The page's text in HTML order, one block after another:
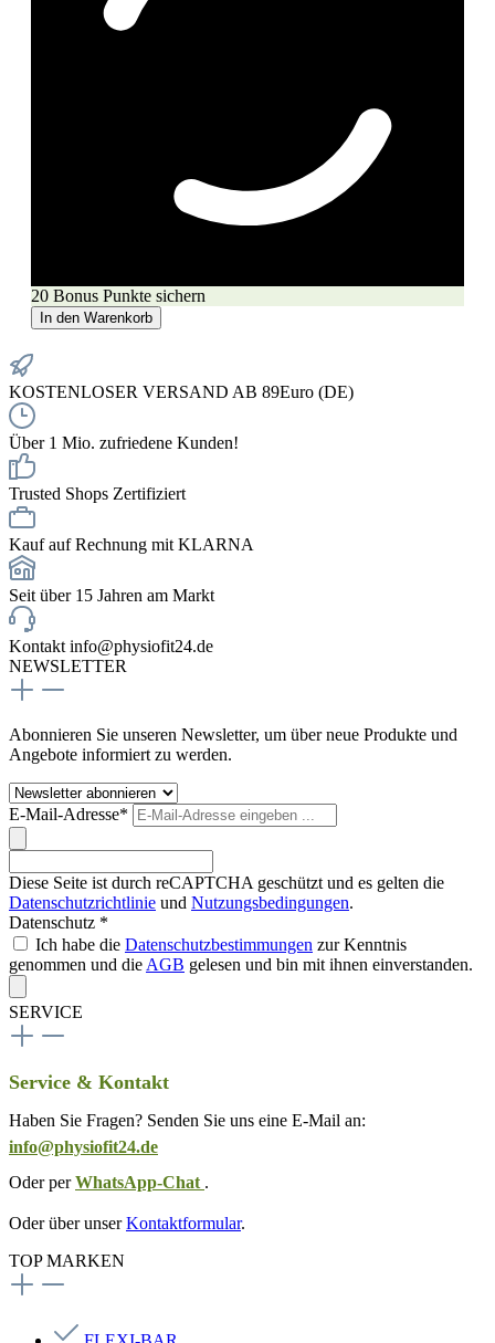
20 Bonus Punkte sichern
In den Warenkorb
KOSTENLOSER VERSAND AB 89Euro (DE)
Über 1 Mio. zufriedene Kunden!
Trusted Shops Zertifiziert
Kauf auf Rechnung mit KLARNA
Seit über 15 Jahren am Markt
Kontakt info@physiofit24.de
NEWSLETTER
Abonnieren Sie unseren Newsletter, um über neue Produkte und
Angebote informiert zu werden.
E-Mail-Adresse*
Diese Seite ist durch reCAPTCHA geschützt und es gelten die
Datenschutzrichtlinie und Nutzungsbedingungen.
Datenschutz *
Ich habe die Datenschutzbestimmungen zur Kenntnis
genommen und die AGB gelesen und bin mit ihnen einverstanden.
SERVICE
Service & Kontakt
Haben Sie Fragen? Senden Sie uns eine E-Mail an:
info@physiofit24.de
Oder perWhatsApp-Chat .
Oder über unserKontaktformular.
TOP MARKEN